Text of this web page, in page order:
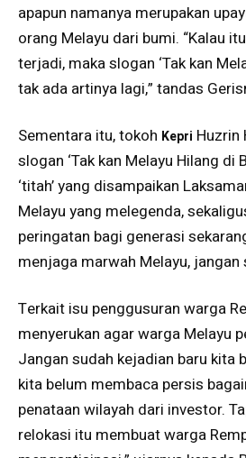
apapun namanya merupakan
orang Melayu dari bumi. “Kalau
terjadi, maka slogan ‘Tak kan
tak ada artinya lagi,” tandas
Sementara itu, tokoh Kepri Huzrin
slogan ‘Tak kan Melayu Hilang di
‘titah’ yang disampaikan
Melayu yang melegenda,
peringatan bagi generasi
menjaga marwah Melayu, jangan
Terkait isu penggusuran warga
menyerukan agar warga Melayu
Jangan sudah kejadian baru kita
kita belum membaca persis
penataan wilayah dari investor.
relokasi itu membuat warga